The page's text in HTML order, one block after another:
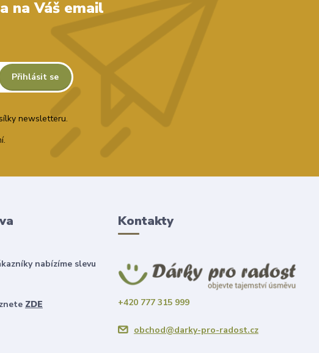
na Váš email
Přihlásit se
newsletteru.
nabízíme slevu
ZDE
Kontakty
+420 777 315 999
obchod@darky-pro-radost.cz